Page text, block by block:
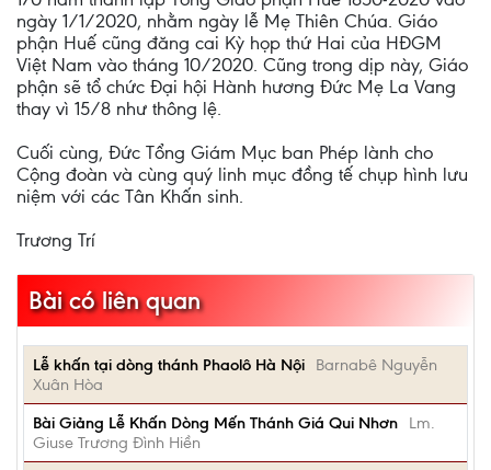
ngày 1/1/2020, nhằm ngày lễ Mẹ Thiên Chúa. Giáo
phận Huế cũng đăng cai Kỳ họp thứ Hai của HĐGM
Việt Nam vào tháng 10/2020. Cũng trong dịp này, Giáo
phận sẽ tổ chức Đại hội Hành hương Đức Mẹ La Vang
thay vì 15/8 như thông lệ.
Cuối cùng, Đức Tổng Giám Mục ban Phép lành cho
Cộng đoàn và cùng quý linh mục đồng tế chụp hình lưu
niệm với các Tân Khấn sinh.
Trương Trí
Bài có liên quan
Lễ khấn tại dòng thánh Phaolô Hà Nội
Barnabê Nguyễn
Xuân Hòa
Bài Giảng Lễ Khấn Dòng Mến Thánh Giá Qui Nhơn
Lm.
Giuse Trương Đình Hiền